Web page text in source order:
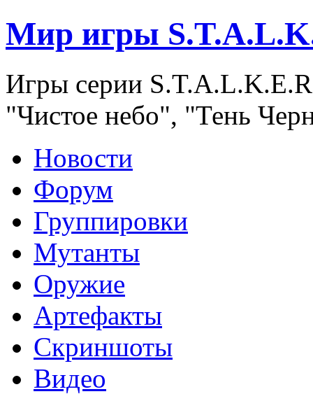
Мир игры
Игры серии
"Чистое небо", "Тень
Новости
Форум
Группировки
Мутанты
Оружие
Артефакты
Скриншоты
Видео